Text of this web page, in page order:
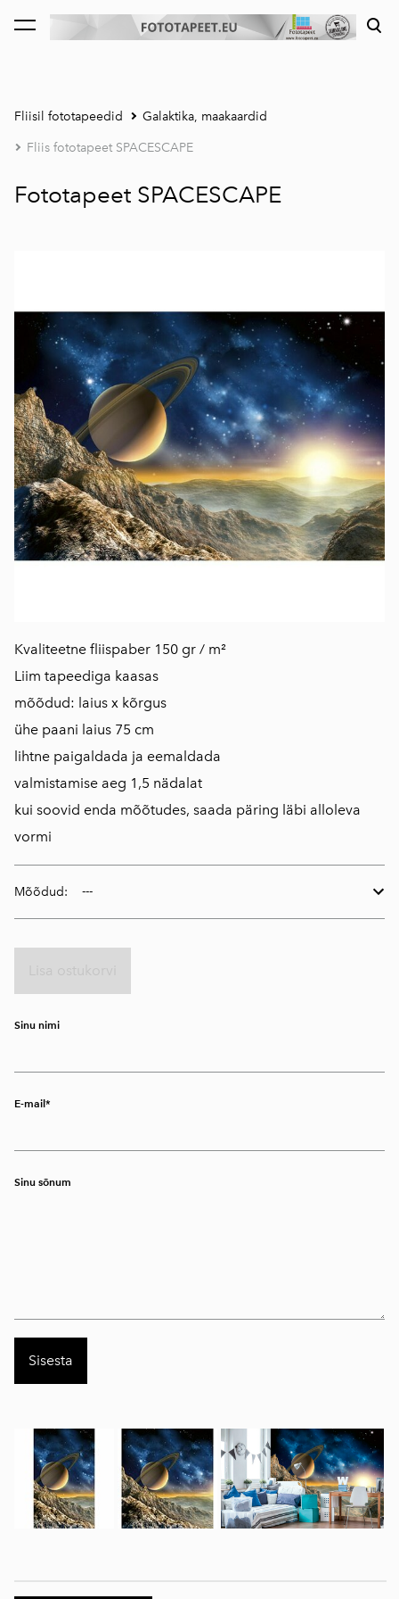
lisati ostukorvi. Vaata ostukorvi
Fliisil fototapeedid Galaktika, maakaardid
Fliis fototapeet SPACESCAPE
Fototapeet SPACESCAPE
Kvaliteetne fliispaber 150 gr / m²
Liim tapeediga kaasas
mõõdud: laius x kõrgus
ühe paani laius 75 cm
​lihtne paigaldada ja eemaldada
valmistamise aeg 1,5 nädalat
kui soovid enda mõõtudes, saada päring läbi alloleva
vormi
Mõõdud:
Sinu nimi
E-mail
Sinu sõnum